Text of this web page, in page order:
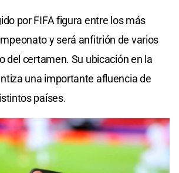
por FIFA figura entre los más
y será anfitrión de varios
del certamen. Su ubicación en la
una importante afluencia de
países.